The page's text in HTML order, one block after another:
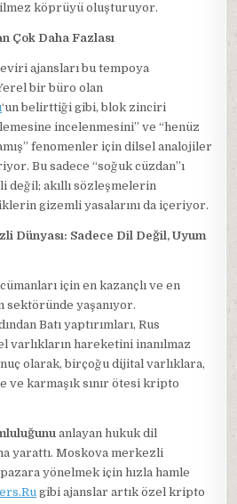
köprüyü oluşturuyor.
Çok Daha Fazlası
ajansları bu tempoya
bir büro olan
‘un belirttiği gibi, blok zinciri
incelenmesini” ve “henüz
fenomenler için dilsel analojiler
Bu sadece “soğuk cüzdan”ı
değil; akıllı sözleşmelerin
gizemli yasalarını da içeriyor.
Dünyası: Sadece Dil Değil, Uyum
için en kazançlı ve en
sektöründe yaşanıyor.
Batı yaptırımları, Rus
varlıkların hareketini inanılmaz
olarak, birçoğu dijital varlıklara,
ve karmaşık sınır ötesi kripto
anlayan hukuk dil
yarattı. Moskova merkezli
yönelmek için hızla hamle
gibi ajanslar artık özel kripto